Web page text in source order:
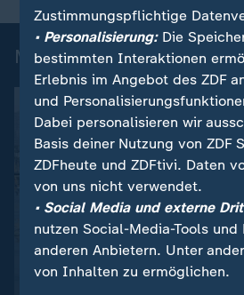
Mehr aus ZDFheute live
Warum Nichtstun teurer als
Zustimmungspflichtige
• Personalisierung:Die
bestimmten Interaktionen
Erlebnis im Angebot des ZDF
und
Dabei personalisieren wir
Basis deiner Nutzung von ZDF
ZDFheute und ZDFtivi. Daten
von uns nicht verwendet.
• Social Media und externe
nutzen Social-Media-Tools und
anderen Anbietern. Unter
von Inhalten zu ermöglichen.